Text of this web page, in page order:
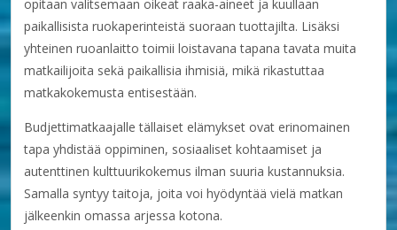
opitaan valitsemaan oikeat raaka-aineet ja kuullaan
paikallisista ruokaperinteistä suoraan tuottajilta. Lisäksi
yhteinen ruoanlaitto toimii loistavana tapana tavata muita
matkailijoita sekä paikallisia ihmisiä, mikä rikastuttaa
matkakokemusta entisestään.
Budjettimatkaajalle tällaiset elämykset ovat erinomainen
tapa yhdistää oppiminen, sosiaaliset kohtaamiset ja
autenttinen kulttuurikokemus ilman suuria kustannuksia.
Samalla syntyy taitoja, joita voi hyödyntää vielä matkan
jälkeenkin omassa arjessa kotona.